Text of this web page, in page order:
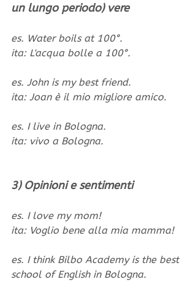
un lungo periodo) vere
es. Water boils at 100°.
ita: L'acqua bolle a 100°.
es. John is my best friend.
ita: Joan è il mio migliore amico.
es. I live in Bologna.
ita: vivo a Bologna.
3) Opinioni e sentimenti
es. I love my mom!
ita: Voglio bene alla mia mamma!
es. I think Bilbo Academy is the best
school of English in Bologna.